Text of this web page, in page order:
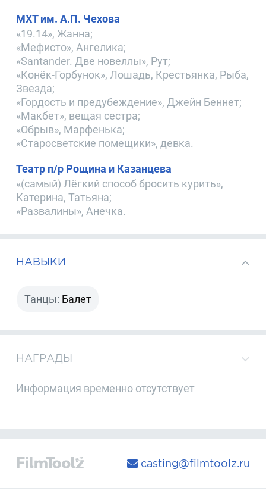
МХТ им. А.П. Чехова
«19.14», Жанна;
«Мефисто», Ангелика;
«Santander. Две новеллы», Рут;
«Конёк-Горбунок», Лошадь, Крестьянка, Рыба,
Звезда;
«Гордость и предубеждение», Джейн Беннет;
«Макбет», вещая сестра;
«Обрыв», Марфенька;
«Старосветские помещики», девка.
Театр п/р Рощина и Казанцева
«(самый) Лёгкий способ бросить курить»,
Катерина, Татьяна;
«Развалины», Анечка.
НАВЫКИ
Танцы: Балет
НАГРАДЫ
Информация временно отсутствует
casting@filmtoolz.ru